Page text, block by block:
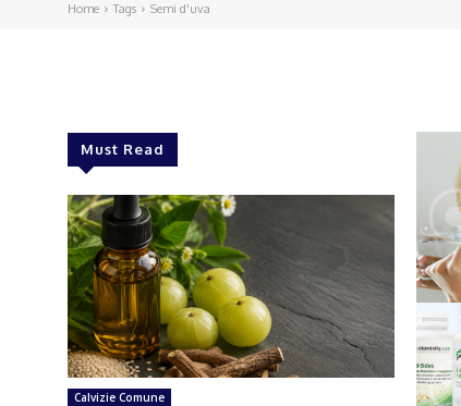
Home Tags Semi d'uva
Must Read
Calvizie Comune